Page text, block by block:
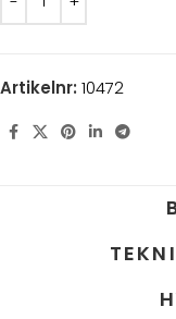
Artikelnr: 10472